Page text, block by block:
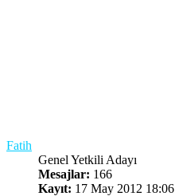
Fatih
Genel Yetkili Adayı
Mesajlar: 166
Kayıt: 17 May 2012 18:06